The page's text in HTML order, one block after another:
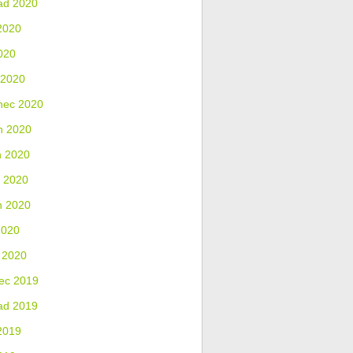
2020
2020
2020
2020
2020
2020
2019
2019